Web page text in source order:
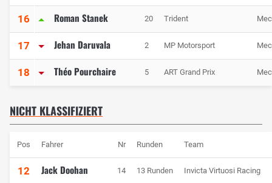
16 Roman Stanek 20 Trident
17 Jehan Daruvala 2 MP Motorsport
18 Théo Pourchaire 5 ART Grand Prix
NICHT KLASSIFIZIERT
Pos Fahrer Nr Runden Team
12 Jack Doohan 14 13 Runden Invicta Virtuosi Racing